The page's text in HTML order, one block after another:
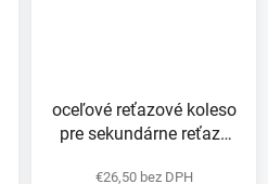
oceľové reťazové koleso
pre sekundárne reťaze
€26,50 bez DPH